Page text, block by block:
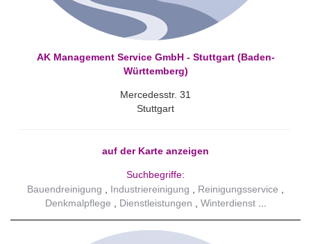
AK Management Service GmbH - Stuttgart (Baden-
Württemberg)
Mercedesstr. 31
Stuttgart
auf der Karte anzeigen
Suchbegriffe:
Bauendreinigung
Industriereinigung
Reinigungsservice
Denkmalpflege
Dienstleistungen Winterdienst